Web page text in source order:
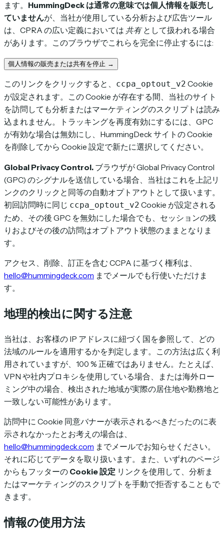
ます。 HummingDeck は通常の意味では個人情報を販売し
ていませんが、当社が使用している分析および広告ツール
は、CPRA の広い定義においては 共有として扱われる場合
があります。このブラウザでこれらを完全に停止するには:
個人情報の販売または共有を停止 →
このリンクをクリックすると、 ccpa_optout_v2 Cookie
が設定されます。この Cookie が存在する間、当社のサイト
を訪問しても分析またはマーケティングのスクリプトは読み
込まれません。トラッキングを再度有効にするには、GPC
が有効な場合は無効にし、HummingDeck サイトの Cookie
を削除してから Cookie 設定で新たに選択してください。
Global Privacy Control. ブラウザが Global Privacy Control
(GPC) のシグナルを送信している場合、当社はこれを上記リ
ンクのクリックと同等の自動オプトアウトとして扱います。
初回訪問時に同じ ccpa_optout_v2 Cookie が設定される
ため、その後 GPC を無効にした場合でも、セッションの残
りおよびその後の訪問はオプトアウト状態のままとなりま
す。
アクセス、削除、訂正を含む CCPA に基づく権利は、
hello@hummingdeck.com までメールでも行使いただけま
す。
地理的検出に関する注意
当社は、お客様の IP アドレスに紐づく国を参照して、どの
法域のルールを適用するかを判定します。この方法は広く利
用されていますが、100 % 正確ではありません。たとえば、
VPN や社内プロキシを使用している場合、または海外ロー
ミング中の場合、検出された地域が実際の居住地や勤務地と
一致しない可能性があります。
訪問中に Cookie 同意バナーが表示されるべきだったのに表
示されなかったとお考えの場合は、
hello@hummingdeck.com までメールでお知らせください。
それに応じてデータを取り扱います。また、いずれのページ
からもフッターの Cookie 設定 リンクを使用して、分析ま
たはマーケティングのスクリプトを手動で拒否することもで
きます。
情報の使用方法